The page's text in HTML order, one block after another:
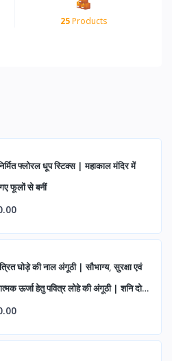
25Products
फ्लोरल धूप स्टिक्स | महाकाल मंदिर में
फूलों से बनीं
घोड़े की नाल अंगूठी | सौभाग्य, सुरक्षा एवं
ऊर्जा हेतु पवित्र लोहे की अंगूठी | शनि दोष
एवं शुभ लाभ के लिए आध्यात्मिक रिंग